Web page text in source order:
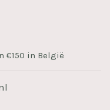
€150 in België